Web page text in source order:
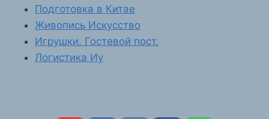
Подготовка в Китае
Живопись Искусство
Игрушки. Гостевой пост.
Логистика Иу